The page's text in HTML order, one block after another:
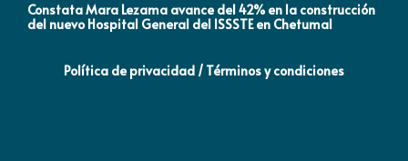
Constata Mara Lezama avance del 42% en la construcción
del nuevo Hospital General del ISSSTE en Chetumal
Política de privacidad / Términos y condiciones